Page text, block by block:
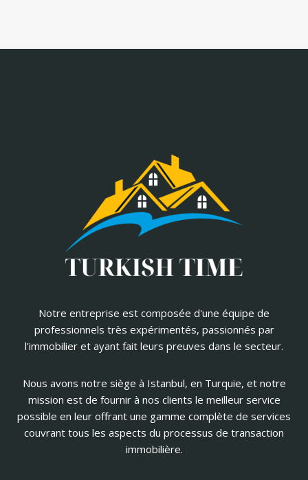
Notre entreprise est composée d'une équipe de
professionnels très expérimentés, passionnés par
l'immobilier et ayant fait leurs preuves dans le secteur.
Nous avons notre siège à Istanbul, en Turquie, et notre
mission est de fournir à nos clients le meilleur service
possible en leur offrant une gamme complète de services
couvrant tous les aspects du processus de transaction
immobilière.